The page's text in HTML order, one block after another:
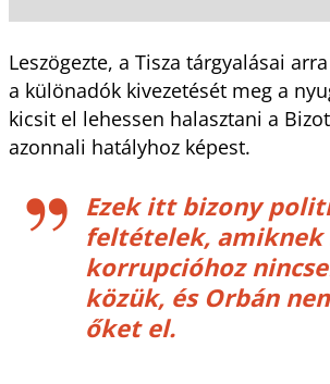
Leszögezte, a Tisza tárgyalásai
a különadók kivezetését meg a
kicsit el lehessen halasztani a
azonnali hatályhoz képest.
Ezek itt bizony
feltételek, amiknek
korrupcióhoz
közük, és Orbán
őket el.